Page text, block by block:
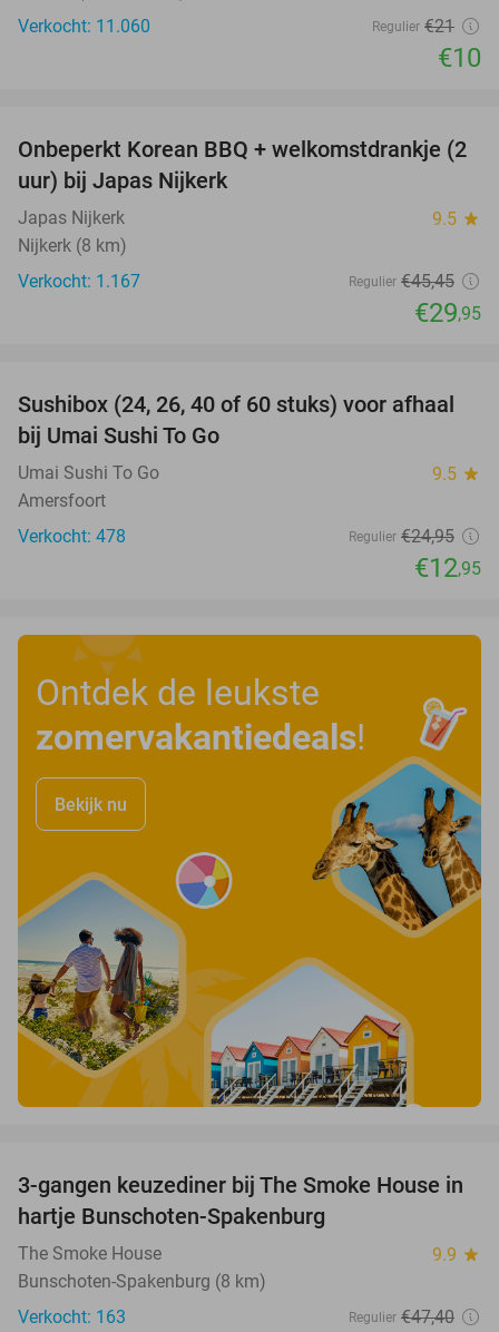
Verkocht: 11.060
Regulier €21
€10
34%
Onbeperkt Korean BBQ + welkomstdrankje (2
uur) bij Japas Nijkerk
Japas Nijkerk 9.5 star
Nijkerk (8 km)
Verkocht: 1.167
Regulier €45,45
€29,95
48%
Sushibox (24, 26, 40 of 60 stuks) voor afhaal
bij Umai Sushi To Go
Umai Sushi To Go 9.5 star
Amersfoort
Verkocht: 478
Regulier €24,95
€12,95
Ontdek de leukste
zomervakantiedeals!
Bekijk nu
37%
3-gangen keuzediner bij The Smoke House in
hartje Bunschoten-Spakenburg
The Smoke House 9.9 star
Bunschoten-Spakenburg (8 km)
Verkocht: 163
Regulier €47,40